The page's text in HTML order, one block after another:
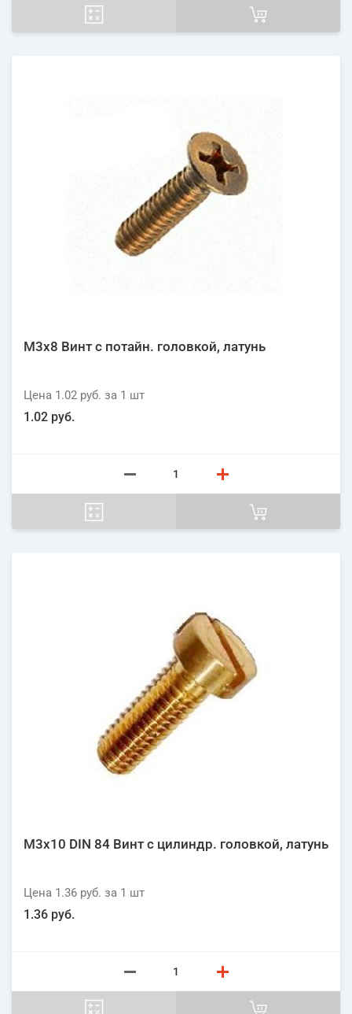
М3х8 Винт с потайн. головкой, латунь
Цена 1.02 руб. за 1 шт
1.02 руб.
М3х10 DIN 84 Винт с цилиндр. головкой, латунь
Цена 1.36 руб. за 1 шт
1.36 руб.